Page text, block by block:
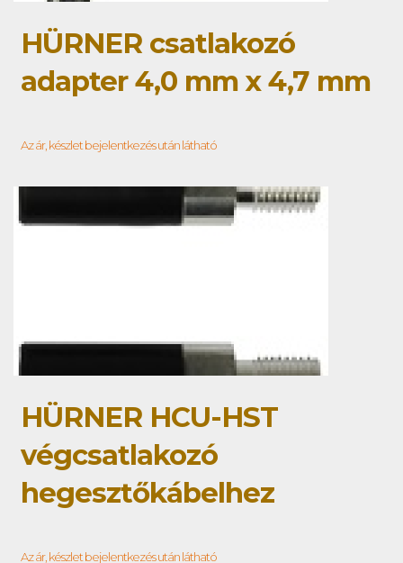
HÜRNER csatlakozó
adapter 4,0 mm x 4,7 mm
Az ár, készlet bejelentkezés után látható
HÜRNER HCU-HST
végcsatlakozó
hegesztőkábelhez
Az ár, készlet bejelentkezés után látható